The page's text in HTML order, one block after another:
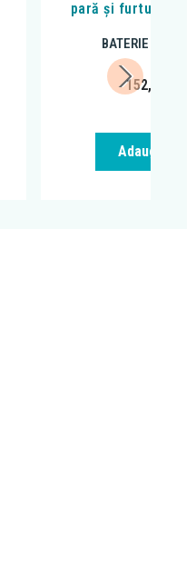
pară și furtun,
BATERIE
152,99
Adauga in